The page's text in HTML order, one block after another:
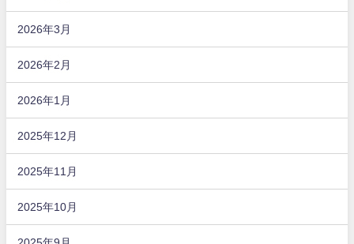
2026年3月
2026年2月
2026年1月
2025年12月
2025年11月
2025年10月